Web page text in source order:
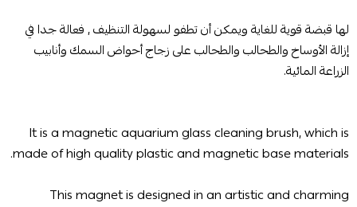
لها قبضة قوية للغاية ويمكن أن تطفو لسهولة التنظيف , فعالة جدا في
إزالة الأوساخ والطحالب والطحالب على زجاج أحواض السمك وأنابيب
الزراعة المائية.
It is a magnetic aquarium glass cleaning brush, which is
made of high quality plastic and magnetic base materials.
This magnet is designed in an artistic and charming